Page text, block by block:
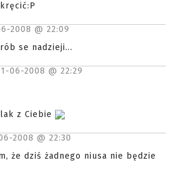
2008 @ 22:09
se nadzieji...
06-2008 @ 22:29
z Ciebie
2008 @ 22:30
że dziś żadnego niusa nie będzie